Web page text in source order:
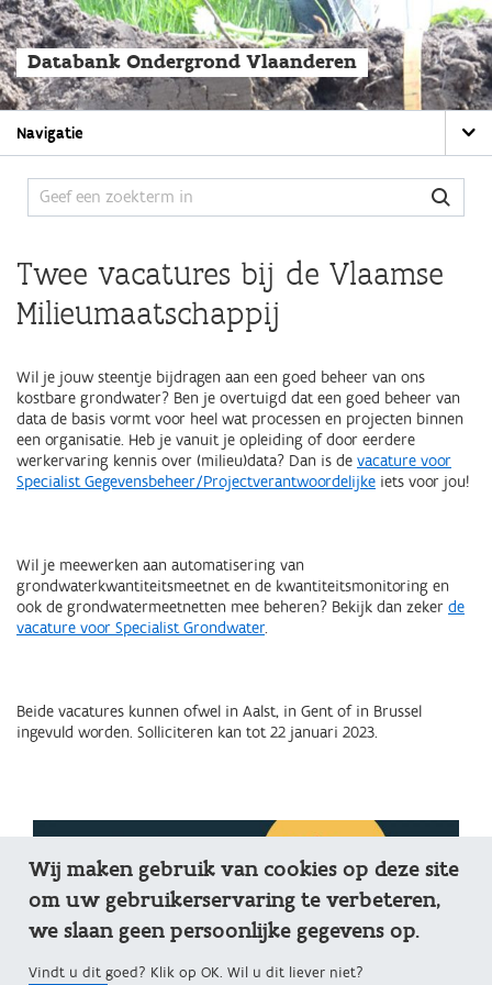
Overslaan
en
naar
de
algemene
inhoud
Databank Ondergrond Vlaanderen
Main
navigation
Navigatie
Twee vacatures bij de Vlaamse
Milieumaatschappij
Wil je jouw steentje bijdragen aan een goed beheer van ons
kostbare grondwater? Ben je overtuigd dat een goed beheer van
data de basis vormt voor heel wat processen en projecten binnen
een organisatie. Heb je vanuit je opleiding of door eerdere
werkervaring kennis over (milieu)data? Dan is de vacature voor
Specialist Gegevensbeheer/Projectverantwoordelijke iets voor jou!
Wil je meewerken aan automatisering van
grondwaterkwantiteitsmeetnet en de kwantiteitsmonitoring en
ook de grondwatermeetnetten mee beheren? Bekijk dan zeker de
vacature voor Specialist Grondwater.
Beide vacatures kunnen ofwel in Aalst, in Gent of in Brussel
ingevuld worden. Solliciteren kan tot 22 januari 2023.
Wij maken gebruik van cookies op deze site
om uw gebruikerservaring te verbeteren,
we slaan geen persoonlijke gegevens op.
Vindt u dit goed? Klik op OK. Wil u dit liever niet?